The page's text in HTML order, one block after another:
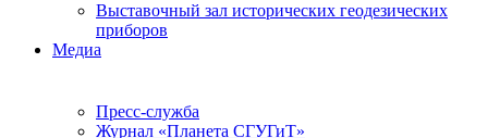
Выставочный зал исторических геодезических
приборов
Медиа
Пресс-служба
Журнал «Планета СГУГиТ»